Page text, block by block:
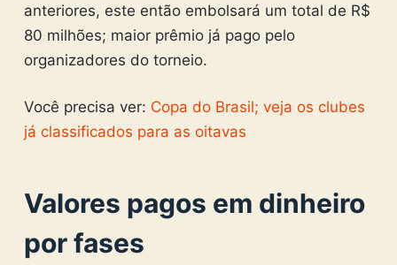
anteriores, este então embolsará um total de R$
80 milhões; maior prêmio já pago pelo
organizadores do torneio.
Você precisa ver: Copa do Brasil; veja os clubes
já classificados para as oitavas
Valores pagos em dinheiro
por fases